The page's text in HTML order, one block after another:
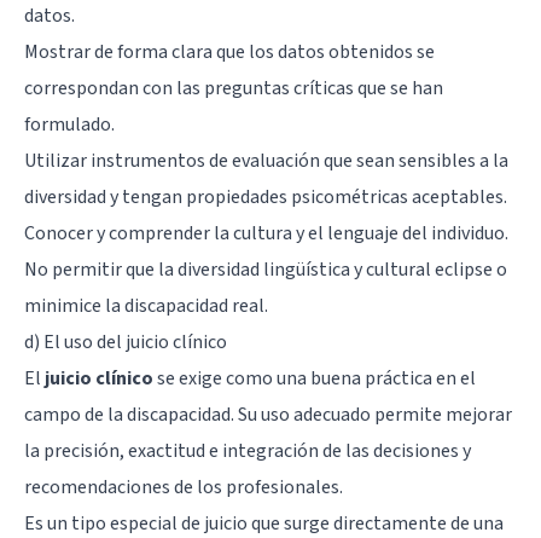
datos.
Mostrar de forma clara que los datos obtenidos se
correspondan con las preguntas críticas que se han
formulado.
Utilizar instrumentos de evaluación que sean sensibles a la
diversidad y tengan propiedades psicométricas aceptables.
Conocer y comprender la cultura y el lenguaje del individuo.
No permitir que la diversidad lingüística y cultural eclipse o
minimice la discapacidad real.
d) El uso del juicio clínico
El juicio clínicose exige como una buena práctica en el
campo de la discapacidad. Su uso adecuado permite mejorar
la precisión, exactitud e integración de las decisiones y
recomendaciones de los profesionales.
Es un tipo especial de juicio que surge directamente de una